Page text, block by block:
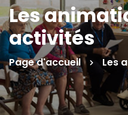
Les
activités
Page d'accueil Les